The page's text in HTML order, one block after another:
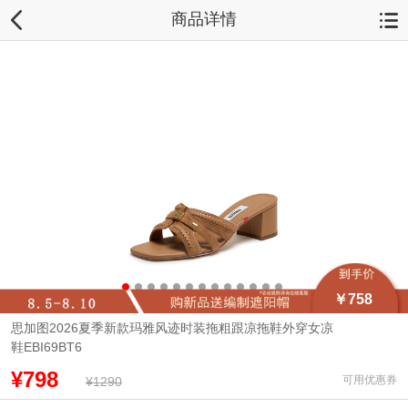
商品详情
￥758
思加图2026夏季新款玛雅风迹时装拖粗跟凉拖鞋外穿女凉
鞋EBI69BT6
¥798 ¥1290 可用优惠券